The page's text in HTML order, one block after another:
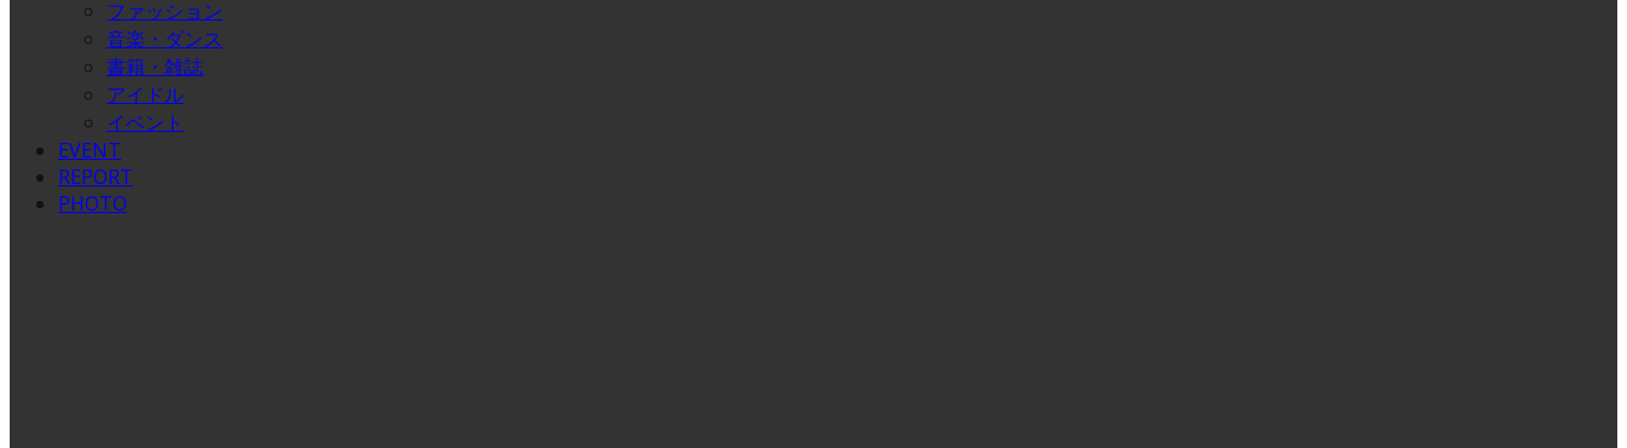
ファッション
音楽・ダンス
書籍・雑誌
アイドル
イベント
EVENT
REPORT
PHOTO